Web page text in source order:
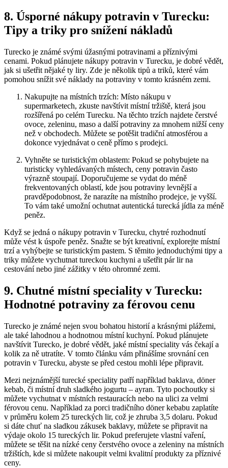
8. Úsporné nákupy potravin v Turecku:
Tipy a triky pro snížení nákladů
Turecko je známé svými úžasnými potravinami a příznivými
cenami. Pokud plánujete nákupy potravin v Turecku, je dobré vědět,
jak si ušetřit nějaké ty liry. Zde je několik tipů a triků, které vám
pomohou snížit své náklady na potraviny v tomto krásném zemi.
Nakupujte na místních trzích: Místo nákupu v
supermarketech, zkuste navštívit místní tržiště, která jsou
rozšířená po celém Turecku. Na těchto trzích najdete čerstvé
ovoce, zeleninu, maso a další potraviny za mnohem nižší ceny
než v obchodech. Můžete se potěšit tradiční atmosférou a
dokonce vyjednávat o ceně přímo s prodejci.
Vyhněte se turistickým oblastem: Pokud se pohybujete na
turisticky vyhledávaných místech, ceny potravin často
výrazně stoupají. Doporučujeme se vydat do méně
frekventovaných oblastí, kde jsou potraviny levnější a
pravděpodobnost, že narazíte na místního prodejce, je vyšší.
To vám také umožní ochutnat autentická turecká jídla za méně
peněz.
Když se jedná o nákupy potravin v Turecku, chytré rozhodnutí
může vést k úspoře peněz. Snažte se být kreativní, explorejte místní
trzí a vyhýbejte se turistickým pastem. S těmito jednoduchými tipy a
triky můžete vychutnat tureckou kuchyni a ušetřit pár lir na
cestování nebo jiné zážitky v této ohromné zemi.
9. Chutné místní speciality v Turecku:
Hodnotné potraviny za férovou cenu
Turecko je známé nejen svou bohatou historií a krásnými plážemi,
ale také lahodnou a hodnotnou místní kuchyní. Pokud plánujete
navštívit Turecko, je dobré vědět, jaké místní speciality vás čekají a
kolik za ně utratíte. V tomto článku vám přinášíme srovnání cen
potravin v Turecku, abyste se před cestou mohli lépe připravit.
Mezi nejznámější turecké speciality patří například baklava, döner
kebab, či místní druh sladkého jogurtu – ayran. Tyto pochoutky si
můžete vychutnat v místních restauracích nebo na ulici za velmi
férovou cenu. Například za porci tradičního döner kebabu zaplatíte
v průměru kolem 25 tureckých lir, což je zhruba 3,5 dolaru. Pokud
si dáte chuť na sladkou zákusek baklavy, můžete se připravit na
výdaje okolo 15 tureckých lir. Pokud preferujete vlastní vaření,
můžete se těšit na nízké ceny čerstvého ovoce a zeleniny na místních
tržištích, kde si můžete nakoupit velmi kvalitní produkty za příznivé
ceny.